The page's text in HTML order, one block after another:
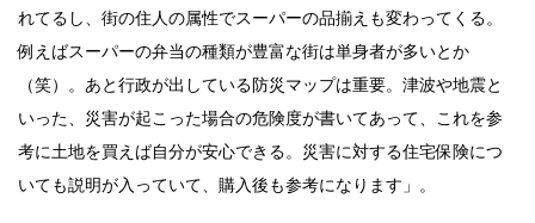
れてるし、街の住人の属性でスーパーの品揃えも変わってくる。
例えばスーパーの弁当の種類が豊富な街は単身者が多いとか
（笑）。あと行政が出している防災マップは重要。津波や地震と
いった、災害が起こった場合の危険度が書いてあって、これを参
考に土地を買えば自分が安心できる。災害に対する住宅保険につ
いても説明が入っていて、購入後も参考になります」。